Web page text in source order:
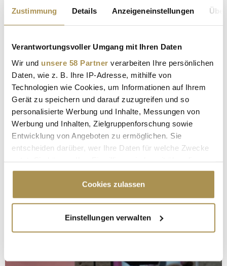
Zustimmung Details Anzeigeneinstellungen
Verantwortungsvoller Umgang mit Ihren Daten
Wir und unsere 58 Partner verarbeiten Ihre persönlichen
Daten, wie z. B. Ihre IP-Adresse, mithilfe von
Technologien wie Cookies, um Informationen auf Ihrem
Gerät zu speichern und darauf zuzugreifen und so
personalisierte Werbung und Inhalte, Messungen von
Werbung und Inhalten, Zielgruppenforschung sowie
Entwicklung von Angeboten zu ermöglichen. Sie
entscheiden darüber, wer Ihre Daten für welche Zwecke
Cookie-Erklärung oder durch Klicken auf das Privacy
Trigger Symbol ändern oder widerrufen
Informationen über Ihre geografische Lage
erfassen, welche bis auf einige Meter genau sein
Cookies zulassen
Einstellungen verwalten